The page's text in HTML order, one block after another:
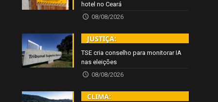
hotel no Ceará
08/08/2026
JUSTIÇA:
TSE cria conselho para monitorar IA
nas eleições
08/08/2026
CLIMA: